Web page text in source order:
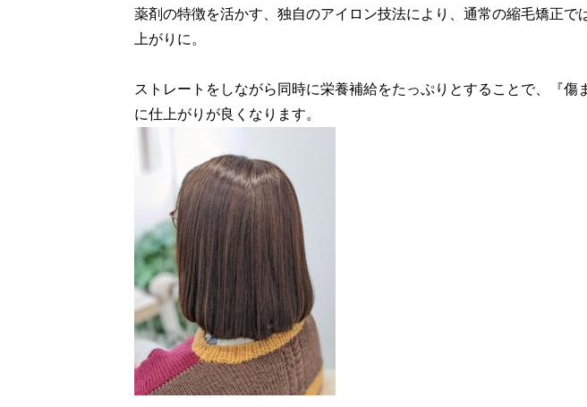
薬剤の特徴を活かす、独自のアイロン技法により、通常の縮毛矯正で
上がりに。
ストレートをしながら同時に栄養補給をたっぷりとすることで、『傷
に仕上がりが良くなります。